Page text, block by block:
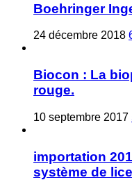
Boehringer
24 décembre 2018
Biocon : La
rouge.
10 septembre 2017
importation
système de